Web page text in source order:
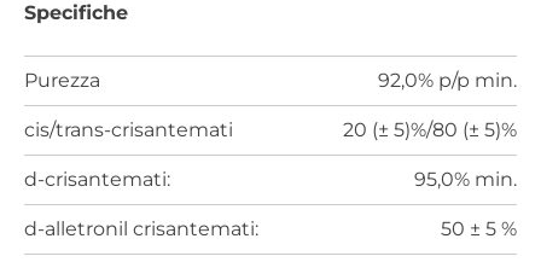
Specifiche
Purezza 92,0% p/p min.
cis/trans-crisantemati 20 (± 5)%/80 (± 5)%
d-crisantemati: 95,0% min.
d-alletronil crisantemati: 50 ± 5 %